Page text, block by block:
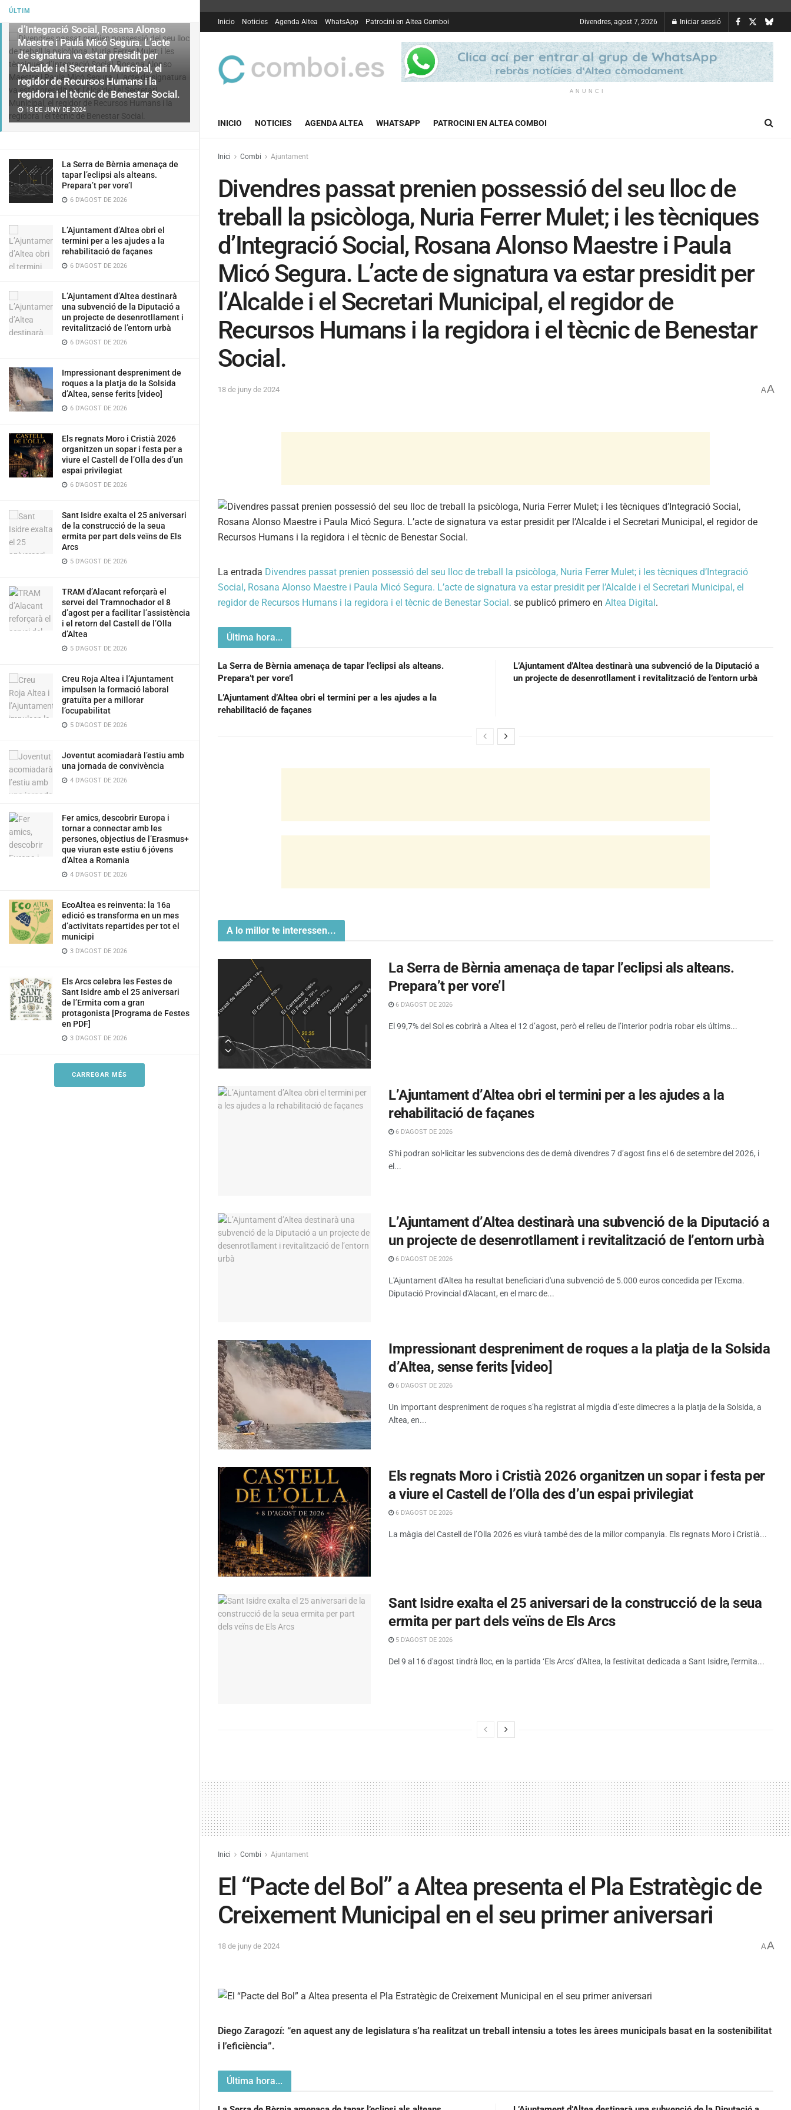
ÚLTIMNuria Ferrer Mulet; i les tècniques
d’Integració Social, Rosana Alonso
Maestre i Paula Micó Segura. L’acte
de signatura va estar presidit per
l’Alcalde i el Secretari Municipal, el
regidor de Recursos Humans i la
regidora i el tècnic de Benestar Social.
18 DE JUNY DE 2024
La Serra de Bèrnia amenaça de
tapar l’eclipsi als alteans.
Prepara’t per vore’l
6 D'AGOST DE 2026
L’Ajuntament d’Altea obri el
termini per a les ajudes a la
rehabilitació de façanes
6 D'AGOST DE 2026
L’Ajuntament d’Altea destinarà
una subvenció de la Diputació a
un projecte de desenrotllament i
revitalització de l’entorn urbà
6 D'AGOST DE 2026
Impressionant despreniment de
roques a la platja de la Solsida
d’Altea, sense ferits [video]
6 D'AGOST DE 2026
Els regnats Moro i Cristià 2026
organitzen un sopar i festa per a
viure el Castell de l’Olla des d’un
espai privilegiat
6 D'AGOST DE 2026
Sant Isidre exalta el 25 aniversari
de la construcció de la seua
ermita per part dels veïns de Els
Arcs
5 D'AGOST DE 2026
TRAM d’Alacant reforçarà el
servei del Tramnochador el 8
d’agost per a facilitar l’assistència
i el retorn del Castell de l’Olla
d’Altea
5 D'AGOST DE 2026
Creu Roja Altea i l’Ajuntament
impulsen la formació laboral
gratuïta per a millorar
l’ocupabilitat
5 D'AGOST DE 2026
Joventut acomiadarà l’estiu amb
una jornada de convivència
4 D'AGOST DE 2026
Fer amics, descobrir Europa i
tornar a connectar amb les
persones, objectius de l’Erasmus+
que viuran este estiu 6 jóvens
d’Altea a Romania
4 D'AGOST DE 2026
EcoAltea es reinventa: la 16a
edició es transforma en un mes
d’activitats repartides per tot el
municipi
3 D'AGOST DE 2026
Els Arcs celebra les Festes de
Sant Isidre amb el 25 aniversari
de l’Ermita com a gran
protagonista [Programa de Festes
en PDF]
3 D'AGOST DE 2026
CARREGAR MÉS
Inicio Noticies Agenda Altea WhatsApp Patrocini en Altea Comboi Divendres, agost 7, 2026 Iniciar sessió
ANUNCI
INICIO NOTICIES AGENDA ALTEA WHATSAPP PATROCINI EN ALTEA COMBOI
Inici Combi Ajuntament
Divendres passat prenien possessió del seu lloc de
treball la psicòloga, Nuria Ferrer Mulet; i les tècniques
d’Integració Social, Rosana Alonso Maestre i Paula
Micó Segura. L’acte de signatura va estar presidit per
l’Alcalde i el Secretari Municipal, el regidor de
Recursos Humans i la regidora i el tècnic de Benestar
Social.
18 de juny de 2024 AA
La entrada Divendres passat prenien possessió del seu lloc de treball la psicòloga, Nuria Ferrer Mulet; i les tècniques d’Integració
Social, Rosana Alonso Maestre i Paula Micó Segura. L’acte de signatura va estar presidit per l’Alcalde i el Secretari Municipal, el
regidor de Recursos Humans i la regidora i el tècnic de Benestar Social. se publicó primero en Altea Digital.
Última hora...
La Serra de Bèrnia amenaça de tapar l’eclipsi als alteans.
Prepara’t per vore’l
L’Ajuntament d’Altea obri el termini per a les ajudes a la
rehabilitació de façanes
L’Ajuntament d’Altea destinarà una subvenció de la Diputació a
un projecte de desenrotllament i revitalització de l’entorn urbà
A lo millor te interessen...
La Serra de Bèrnia amenaça de tapar l’eclipsi als alteans.
Prepara’t per vore’l
6 D'AGOST DE 2026
El 99,7% del Sol es cobrirà a Altea el 12 d’agost, però el relleu de l’interior podria robar els últims...
L’Ajuntament d’Altea obri el termini per a les ajudes a la
rehabilitació de façanes
6 D'AGOST DE 2026
S’hi podran sol•licitar les subvencions des de demà divendres 7 d’agost fins el 6 de setembre del 2026, i
el...
L’Ajuntament d’Altea destinarà una subvenció de la Diputació a
un projecte de desenrotllament i revitalització de l’entorn urbà
6 D'AGOST DE 2026
L'Ajuntament d'Altea ha resultat beneficiari d'una subvenció de 5.000 euros concedida per l'Excma.
Diputació Provincial d'Alacant, en el marc de...
Impressionant despreniment de roques a la platja de la Solsida
d’Altea, sense ferits [video]
6 D'AGOST DE 2026
Un important despreniment de roques s’ha registrat al migdia d’este dimecres a la platja de la Solsida, a
Altea, en...
Els regnats Moro i Cristià 2026 organitzen un sopar i festa per
a viure el Castell de l’Olla des d’un espai privilegiat
6 D'AGOST DE 2026
La màgia del Castell de l’Olla 2026 es viurà també des de la millor companyia. Els regnats Moro i Cristià...
Sant Isidre exalta el 25 aniversari de la construcció de la seua
ermita per part dels veïns de Els Arcs
5 D'AGOST DE 2026
Del 9 al 16 d'agost tindrà lloc, en la partida ‘Els Arcs’ d'Altea, la festivitat dedicada a Sant Isidre, l'ermita...
Inici Combi Ajuntament
El “Pacte del Bol” a Altea presenta el Pla Estratègic de
Creixement Municipal en el seu primer aniversari
18 de juny de 2024 AA
Diego Zaragozí: “en aquest any de legislatura s’ha realitzat un treball intensiu a totes les àrees municipals basat en la sostenibilitat
i l’eficiència”.
Última hora...